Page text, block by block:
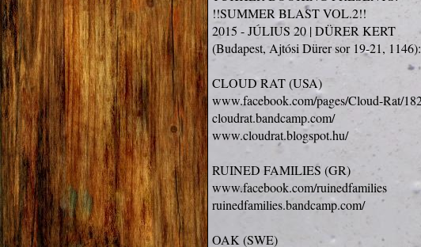
!!SUMMER BLAST VOL.2!!
2015 - JÚLIUS 20 | DÜRER KERT
(Budapest, Ajtósi Dürer sor 19-21, 1146):
www.facebook.com/pages/Cloud-Rat/
cloudrat.bandcamp.com/
www.cloudrat.blogspot.hu/
www.facebook.com/ruinedfamilies
ruinedfamilies.bandcamp.com/